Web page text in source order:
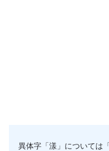
異体字「漾」については「